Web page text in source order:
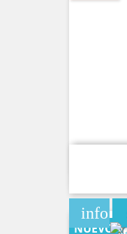
info
NUEVO